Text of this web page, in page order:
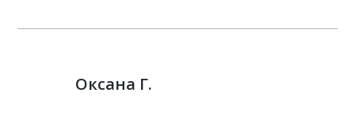
Оксана Г.